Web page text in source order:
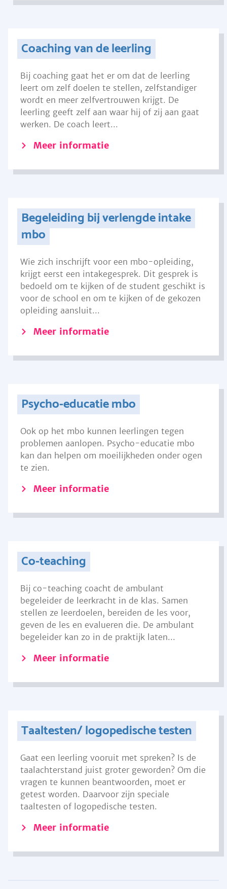
Coaching van de leerling
Bij coaching gaat het er om dat de leerling
leert om zelf doelen te stellen, zelfstandiger
wordt en meer zelfvertrouwen krijgt. De
leerling geeft zelf aan waar hij of zij aan gaat
werken. De coach leert...
Meer informatie
Begeleiding bij verlengde intake
mbo
Wie zich inschrijft voor een mbo-opleiding,
krijgt eerst een intakegesprek. Dit gesprek is
bedoeld om te kijken of de student geschikt is
voor de school en om te kijken of de gekozen
opleiding aansluit...
Meer informatie
Psycho-educatie mbo
Ook op het mbo kunnen leerlingen tegen
problemen aanlopen. Psycho-educatie mbo
kan dan helpen om moeilijkheden onder ogen
te zien.
Meer informatie
Co-teaching
Bij co-teaching coacht de ambulant
begeleider de leerkracht in de klas. Samen
stellen ze leerdoelen, bereiden de les voor,
geven de les en evalueren die. De ambulant
begeleider kan zo in de praktijk laten...
Meer informatie
Taaltesten/ logopedische testen
Gaat een leerling vooruit met spreken? Is de
taalachterstand juist groter geworden? Om die
vragen te kunnen beantwoorden, moet er
getest worden. Daarvoor zijn speciale
taaltesten of logopedische testen.
Meer informatie